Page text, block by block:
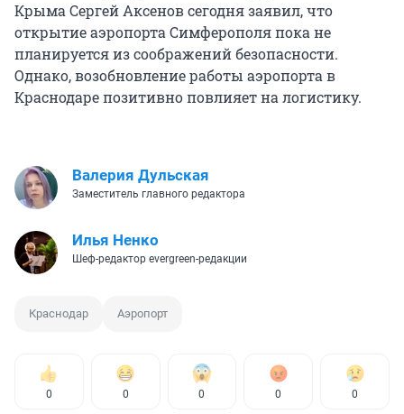
Крыма Сергей Аксенов сегодня заявил, что
открытие аэропорта Симферополя пока не
планируется из соображений безопасности.
Однако, возобновление работы аэропорта в
Краснодаре позитивно повлияет на логистику.
Валерия Дульская
Заместитель главного редактора
Илья Ненко
Шеф-редактор evergreen-редакции
Краснодар Аэропорт
0 0 0 0 0